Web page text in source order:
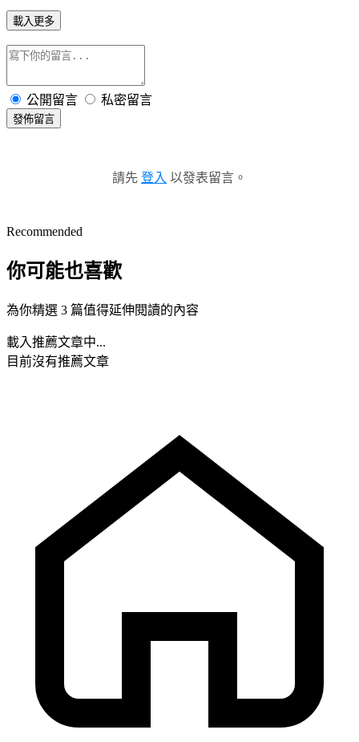
載入更多
公開留言 私密留言
發佈留言
請先 登入 以發表留言。
Recommended
你可能也喜歡
為你精選 3 篇值得延伸閱讀的內容
載入推薦文章中...
目前沒有推薦文章